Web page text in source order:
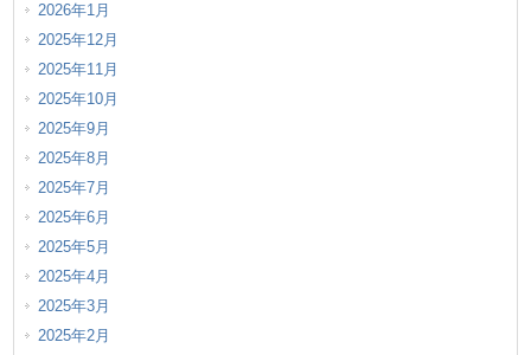
2026年1月
2025年12月
2025年11月
2025年10月
2025年9月
2025年8月
2025年7月
2025年6月
2025年5月
2025年4月
2025年3月
2025年2月